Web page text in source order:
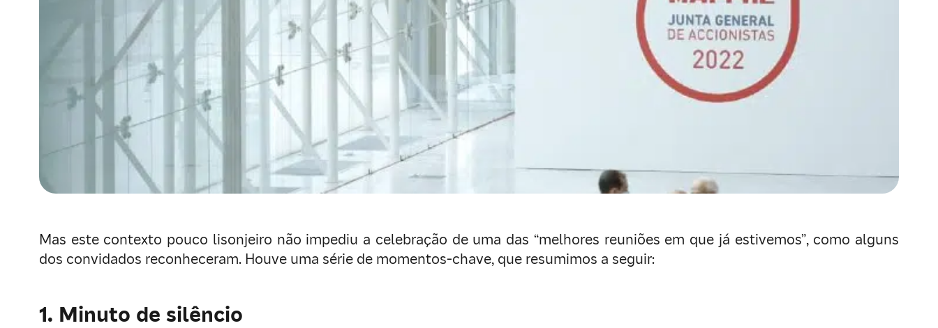
Mas este contexto pouco lisonjeiro não impediu a celebração de uma das “melhores reuniões em que já estivemos”, como alguns
dos convidados reconheceram. Houve uma série de momentos-chave, que resumimos a seguir:
1. Minuto de silêncio